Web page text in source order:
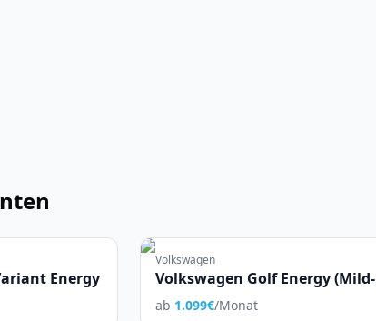
Energy
Volkswagen
Volkswagen Golf Energy (Mild-
Hybrid)
ab 1.099€/Monat